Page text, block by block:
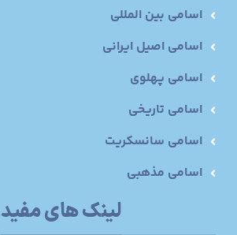
اسامی بین المللی
اسامی اصیل ایرانی
اسامی پهلوی
اسامی تاریخی
اسامی سانسکریت
اسامی مذهبی
لینک های مفید